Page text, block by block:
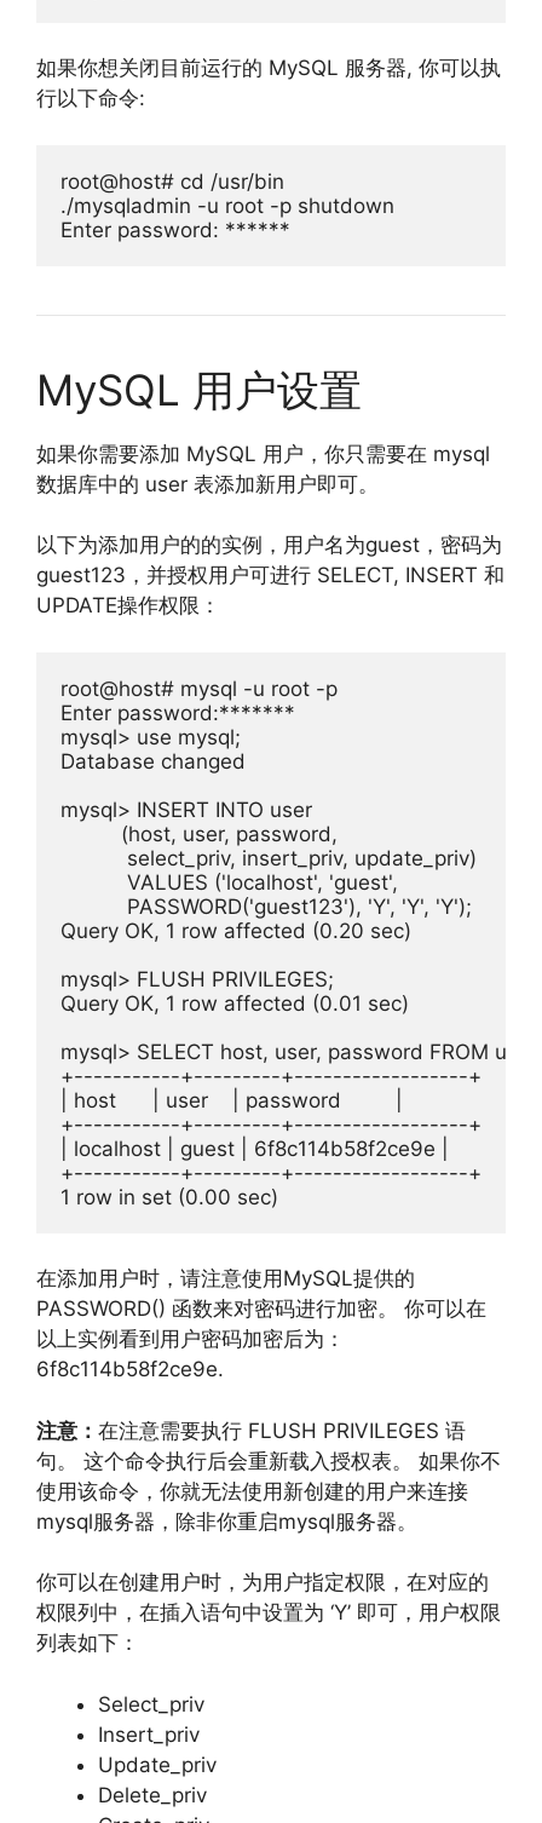
如果你想关闭目前运行的 MySQL 服务器, 你可以执
行以下命令:
root@host# cd /usr/bin
./mysqladmin -u root -
Enter password: ******
MySQL 用户设置
如果你需要添加 MySQL 用户，你只需要在 mysql
数据库中的 user 表添加新用户即可。
以下为添加用户的的实例，用户名为guest，密码为
guest123，并授权用户可进行 SELECT, INSERT 和
UPDATE操作权限：
root@host# mysql -u root -p
Enter password:*******
mysql> use mysql;
Database changed
mysql> INSERT INTO user
(host, user, password ,
           select_priv
, insert_priv, update_priv)
           VALUES
('localhost', 'guest',
           PASSWORD
('guest123'), 'Y', 'Y', 'Y');
Query OK, 1 row affected (0.20 sec)
mysql> FLUSH PRIVILEGES;
Query OK, 1 row affected (0.01 sec)
mysql> SELECT host, user, password FROM
+-----------+---------+------------------+
host user password
+-----------+---------+------------------+
localhost guest 6f8c114b58f2ce9e
+-----------+---------+------------------+
1 row in set (0.00 sec)
在添加用户时，请注意使用MySQL提供的
PASSWORD() 函数来对密码进行加密。 你可以在
以上实例看到用户密码加密后为：
6f8c114b58f2ce9e.
注意： 在注意需要执行 FLUSH PRIVILEGES 语
句。 这个命令执行后会重新载入授权表。 如果你不
使用该命令，你就无法使用新创建的用户来连接
mysql服务器，除非你重启mysql服务器。
你可以在创建用户时，为用户指定权限，在对应的
权限列中，在插入语句中设置为 ‘Y’ 即可，用户权限
列表如下：
Select_priv
Insert_priv
Update_priv
Delete_priv